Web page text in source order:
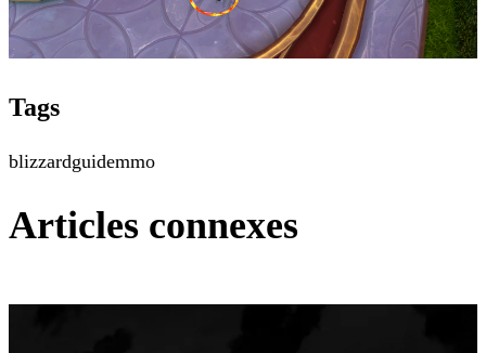
Tags
blizzardguidemmo
Articles connexes